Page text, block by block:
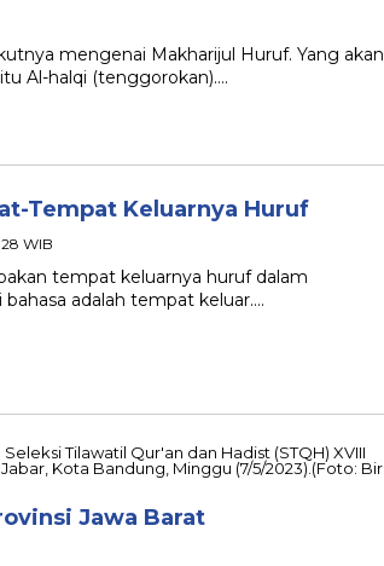
mengenai Makharijul Huruf. Yang akan
Al-halqi (tenggorokan)….
Tempat Keluarnya Huruf
WIB
tempat keluarnya huruf dalam
adalah tempat keluar….
Jawa Barat